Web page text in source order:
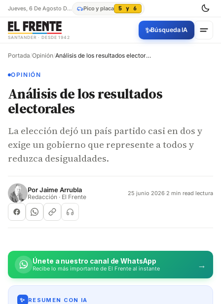
Jueves, 6 De Agosto De 2026 Pico y placa 5 y 6
SANTANDER · DESDE 1942
✨Búsqueda IA
Portada/Opinión/ Análisis de los resultados electorales
OPINIÓN
Análisis de los resultados
electorales
La elección dejó un país partido casi en dos y
exige un gobierno que represente a todos y
reduzca desigualdades.
PorJaime Arrubla
Redacción · El Frente 25 junio 2026·2 min read lectura
Únete a nuestro canal de WhatsApp
Recibe lo más importante de El Frente al instante →
✨ RESUMEN CON IA